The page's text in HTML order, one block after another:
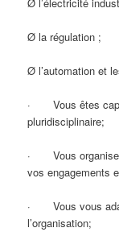
Ø la régulation ;
Ø l’automation et
· Vous êtes
pluridisciplinaire;
· Vous organisez
vos engagements
· Vous vous
l’organisation;